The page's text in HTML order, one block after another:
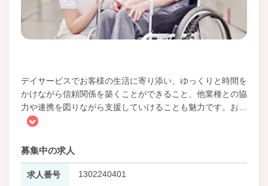
デイサービスでお客様の生活に寄り添い、ゆっくりと時間を
かけながら信頼関係を築くことができること、他業種との協
力や連携を図りながら支援していけることも魅力です。お
募集中の求人
求人番号 1302240401